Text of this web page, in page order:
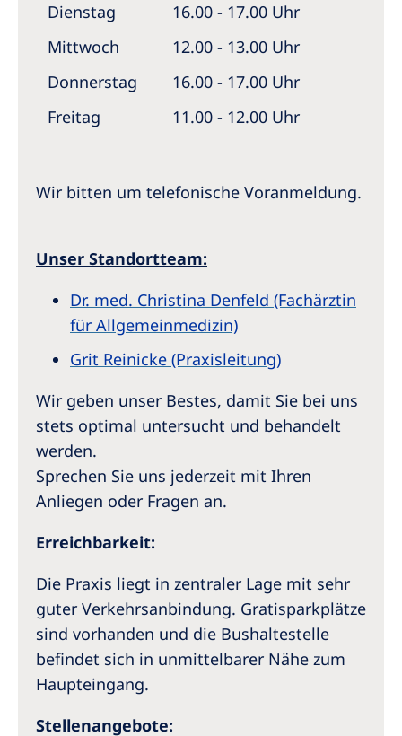
Dienstag
16.00 - 17.00 Uhr
Mittwoch
12.00 - 13.00 Uhr
Donnerstag
16.00 - 17.00 Uhr
Freitag
11.00 - 12.00 Uhr
Wir bitten um telefonische Voranmeldung.
Unser Standortteam:
Dr. med. Christina Denfeld (Fachärztin
für Allgemeinmedizin)
Grit Reinicke (Praxisleitung)
Wir geben unser Bestes, damit Sie bei uns
stets optimal untersucht und behandelt
werden.
Sprechen Sie uns jederzeit mit Ihren
Anliegen oder Fragen an.
Erreichbarkeit:
Die Praxis liegt in zentraler Lage mit sehr
guter Verkehrsanbindung. Gratisparkplätze
sind vorhanden und die Bushaltestelle
befindet sich in unmittelbarer Nähe zum
Haupteingang.
Stellenangebote: